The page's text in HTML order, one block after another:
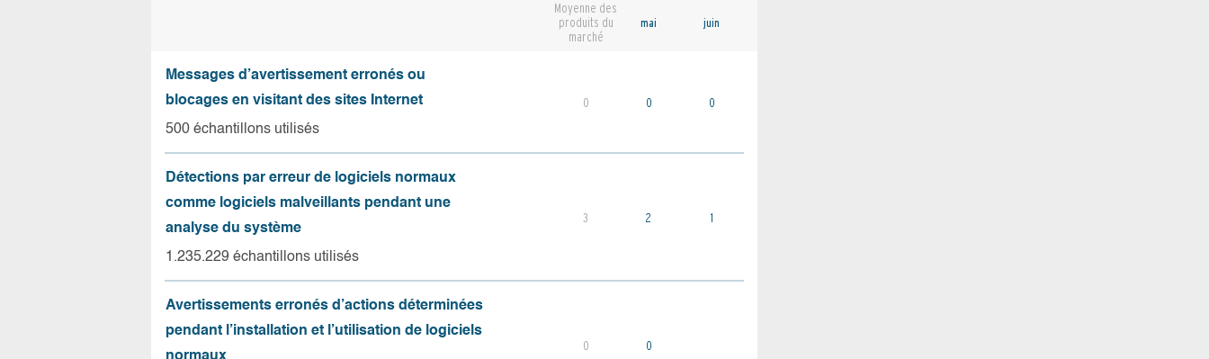
Moyenne des
produits du
marché
mai juin
Messages d’avertissement erronés ou
blocages en visitant des sites Internet
500 échantillons utilisés
0 0 0
Détections par erreur de logiciels normaux
comme logiciels malveillants pendant une
analyse du système
1.235.229 échantillons utilisés
3 2 1
Avertissements erronés d’actions déterminées
pendant l’installation et l’utilisation de logiciels
0 0